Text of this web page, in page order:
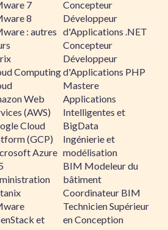
7
8
: autres
Computing
Web
(AWS)
Cloud
(GCP)
Azure
et
Concepteur
Développeur
d'Applications .NET
Concepteur
Développeur
d'Applications PHP
Mastere
Applications
Intelligentes et
BigData
Ingénierie et
modélisation
BIM Modeleur du
bâtiment
Coordinateur BIM
Technicien Supérieur
en Conception